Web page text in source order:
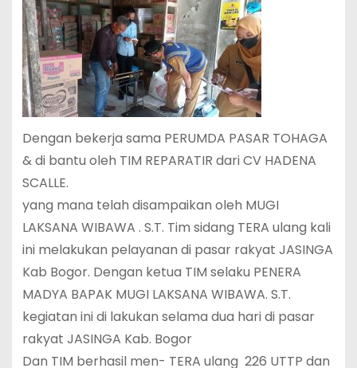
Dengan bekerja sama PERUMDA PASAR TOHAGA
& di bantu oleh TIM REPARATIR dari CV HADENA
SCALLE.
yang mana telah disampaikan oleh MUGI
LAKSANA WIBAWA . S.T. Tim sidang TERA ulang kali
ini melakukan pelayanan di pasar rakyat JASINGA
Kab Bogor. Dengan ketua TIM selaku PENERA
MADYA BAPAK MUGI LAKSANA WIBAWA. S.T.
kegiatan ini di lakukan selama dua hari di pasar
rakyat JASINGA Kab. Bogor
Dan TIM berhasil men- TERA ulang 226 UTTP dan